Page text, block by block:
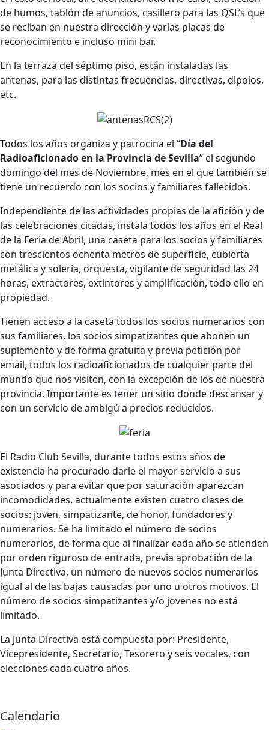
de humos, tablón de anuncios, casillero para las QSL’s que
se reciban en nuestra dirección y varias placas de
reconocimiento e incluso mini bar.
En la terraza del séptimo piso, están instaladas las
antenas, para las distintas frecuencias, directivas, dipolos,
etc.
Todos los años organiza y patrocina el “Día del
Radioaficionado en la Provincia de Sevilla” el segundo
domingo del mes de Noviembre, mes en el que también se
tiene un recuerdo con los socios y familiares fallecidos.
Independiente de las actividades propias de la afición y de
las celebraciones citadas, instala todos los años en el Real
de la Feria de Abril, una caseta para los socios y familiares
con trescientos ochenta metros de superficie, cubierta
metálica y soleria, orquesta, vigilante de seguridad las 24
horas, extractores, extintores y amplificación, todo ello en
propiedad.
Tienen acceso a la caseta todos los socios numerarios con
sus familiares, los socios simpatizantes que abonen un
suplemento y de forma gratuita y previa petición por
email, todos los radioaficionados de cualquier parte del
mundo que nos visiten, con la excepción de los de nuestra
provincia. Importante es tener un sitio donde descansar y
con un servicio de ambigú a precios reducidos.
El Radio Club Sevilla, durante todos estos años de
existencia ha procurado darle el mayor servicio a sus
asociados y para evitar que por saturación aparezcan
incomodidades, actualmente existen cuatro clases de
socios: joven, simpatizante, de honor, fundadores y
numerarios. Se ha limitado el número de socios
numerarios, de forma que al finalizar cada año se atienden
por orden riguroso de entrada, previa aprobación de la
Junta Directiva, un número de nuevos socios numerarios
igual al de las bajas causadas por uno u otros motivos. El
número de socios simpatizantes y/o jovenes no está
limitado.
La Junta Directiva está compuesta por: Presidente,
Vicepresidente, Secretario, Tesorero y seis vocales, con
elecciones cada cuatro años.
Calendario